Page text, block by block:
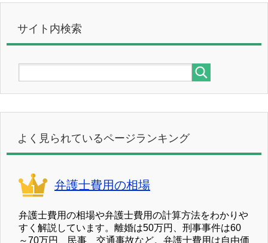
サイト内検索
よく見られているページランキング
弁護士費用の相場
弁護士費用の相場や弁護士費用の計算方法をわかりや
すく解説しています。離婚は50万円、刑事事件は60
～70万円、民事、交通事故など。弁護士費用は自由価